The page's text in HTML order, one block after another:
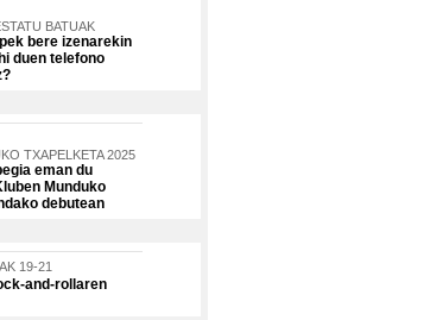
BATUAK
bere izenarekin
duen telefono
TXAPELKETA 2025
eman du
Munduko
debutean
19-21
and-rollaren